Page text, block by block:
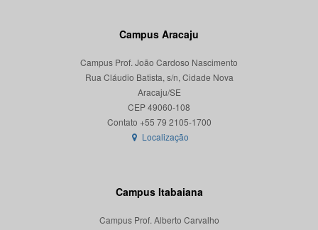
Campus Aracaju
Campus Prof. João Cardoso Nascimento
Rua Cláudio Batista, s/n, Cidade Nova
Aracaju/SE
CEP 49060-108
Localização
Campus Itabaiana
Campus Prof. Alberto Carvalho